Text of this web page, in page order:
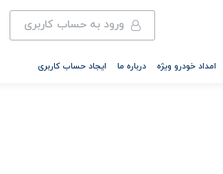
ورود به حساب کاربری
امداد خودرو ویژه درباره ما ایجاد حساب کاربری